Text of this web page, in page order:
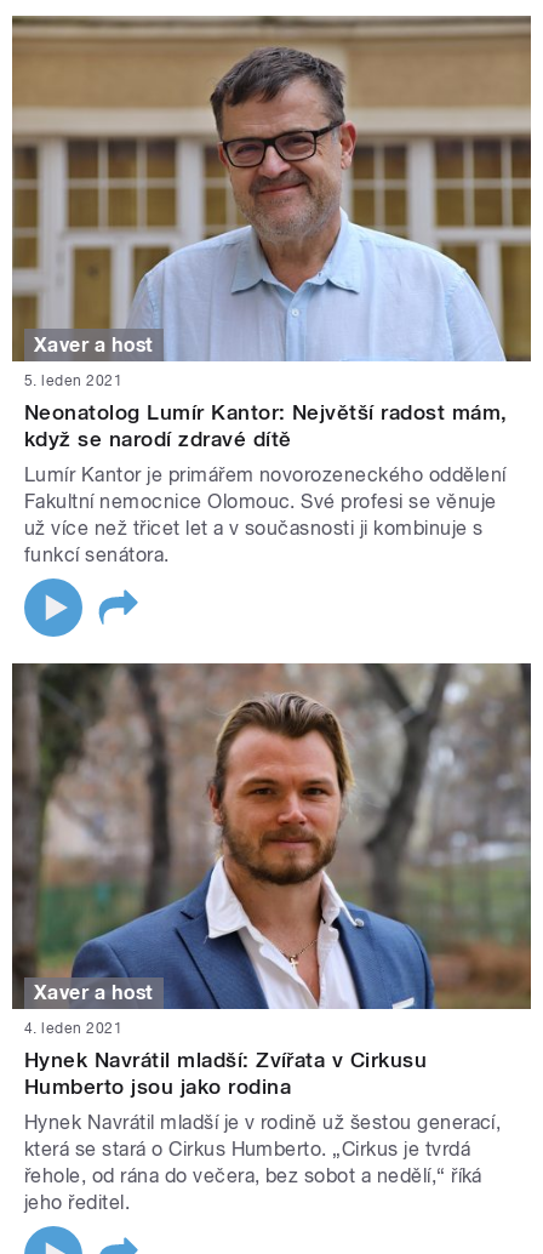
Xaver a host
5. leden 2021
Neonatolog Lumír Kantor: Největší radost mám,
když se narodí zdravé dítě
Lumír Kantor je primářem novorozeneckého oddělení
Fakultní nemocnice Olomouc. Své profesi se věnuje
už více než třicet let a v současnosti ji kombinuje s
funkcí senátora.
Xaver a host
4. leden 2021
Hynek Navrátil mladší: Zvířata v Cirkusu
Humberto jsou jako rodina
Hynek Navrátil mladší je v rodině už šestou generací,
která se stará o Cirkus Humberto. „Cirkus je tvrdá
řehole, od rána do večera, bez sobot a nedělí,“ říká
jeho ředitel.